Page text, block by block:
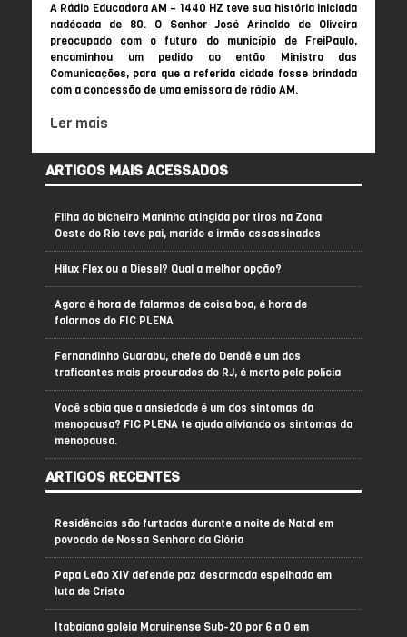
A Rádio Educadora AM – 1440 HZ teve sua história iniciada
nadécada de 80. O Senhor José Arinaldo de Oliveira
preocupado com o futuro do município de FreiPaulo,
encaminhou um pedido ao então Ministro das
Comunicações, para que a referida cidade fosse brindada
com a concessão de uma emissora de rádio AM.
Ler mais
ARTIGOS MAIS ACESSADOS
Filha do bicheiro Maninho atingida por tiros na Zona
Oeste do Rio teve pai, marido e irmão assassinados
Hilux Flex ou a Diesel? Qual a melhor opção?
Agora é hora de falarmos de coisa boa, é hora de
falarmos do FIC PLENA
Fernandinho Guarabu, chefe do Dendê e um dos
traficantes mais procurados do RJ, é morto pela polícia
Você sabia que a ansiedade é um dos sintomas da
menopausa? FIC PLENA te ajuda aliviando os sintomas da
menopausa.
ARTIGOS RECENTES
Residências são furtadas durante a noite de Natal em
povoado de Nossa Senhora da Glória
Papa Leão XIV defende paz desarmada espelhada em
luta de Cristo
Itabaiana goleia Maruinense Sub-20 por 6 a 0 em